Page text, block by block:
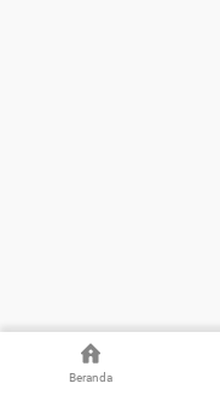
Beranda